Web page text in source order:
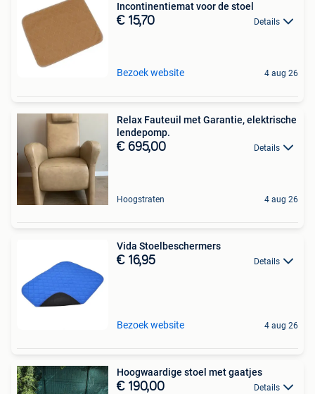
Incontinentiemat voor de stoel
€ 15,70 Details
Bezoek website 4 aug 26
Relax Fauteuil met Garantie, elektrische
lendepomp.
€ 695,00 Details
Hoogstraten 4 aug 26
Vida Stoelbeschermers
€ 16,95 Details
Bezoek website 4 aug 26
Hoogwaardige stoel met gaatjes
€ 190,00 Details